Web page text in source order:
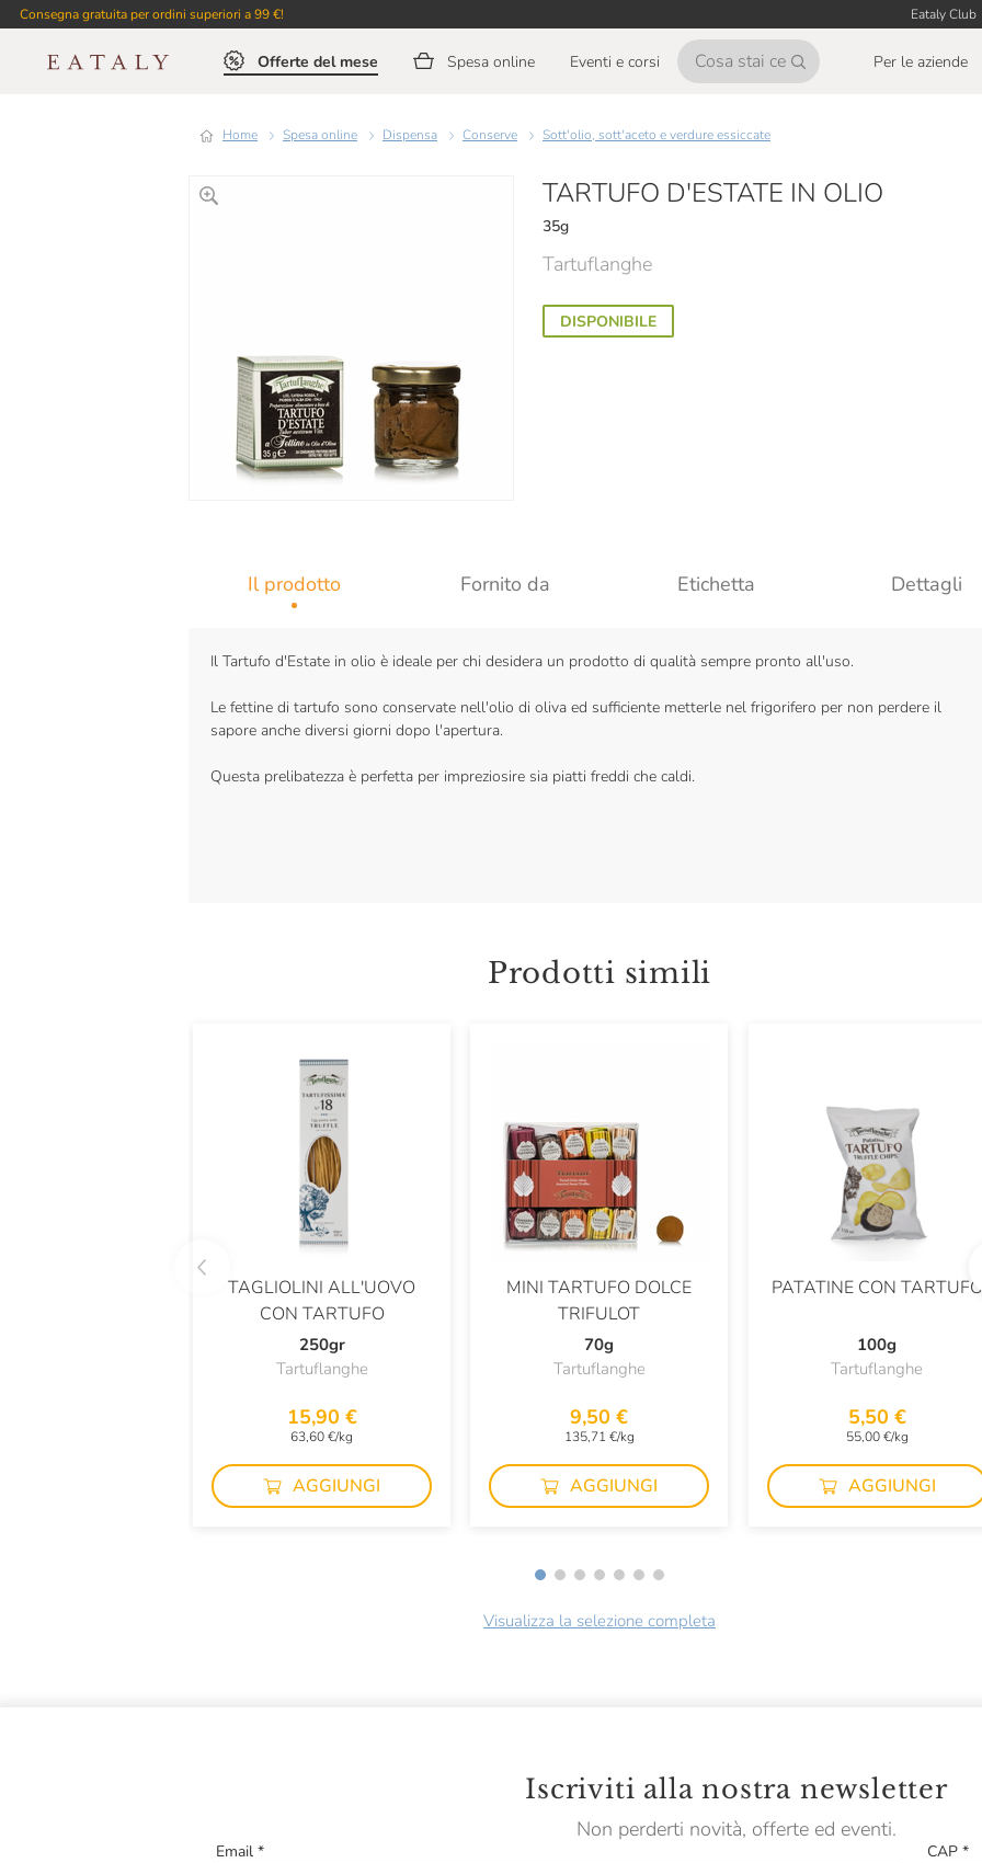
Consegna gratuita per ordini superiori a 99 €! Eataly Club
Offerte del mese Spesa online Eventi e corsi Per le aziende
Home Spesa online Dispensa Conserve Sott'olio, sott'aceto e verdure essiccate
TARTUFO D'ESTATE IN OLIO
35g
Tartuflanghe
DISPONIBILE
Il prodotto Fornito da Etichetta Dettagli
Il Tartufo d'Estate in olio è ideale per chi desidera un prodotto di qualità sempre pronto all'uso.
Le fettine di tartufo sono conservate nell'olio di oliva ed sufficiente metterle nel frigorifero per non perdere il
sapore anche diversi giorni dopo l'apertura.
Questa prelibatezza è perfetta per impreziosire sia piatti freddi che caldi.
Prodotti simili
TAGLIOLINI ALL'UOVO
CON TARTUFO
250gr
Tartuflanghe
15,90 €
63,60 €/kg
AGGIUNGI
MINI TARTUFO DOLCE
TRIFULOT
70g
Tartuflanghe
9,50 €
135,71 €/kg
AGGIUNGI
PATATINE CON TARTUFO
100g
Tartuflanghe
5,50 €
55,00 €/kg
AGGIUNGI
Visualizza la selezione completa
Iscriviti alla nostra newsletter
Non perderti novità, offerte ed eventi.
Email * CAP *